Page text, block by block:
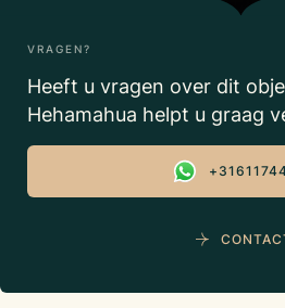
VRAGEN?
Heeft u vragen over dit
Hehamahua helpt u graag